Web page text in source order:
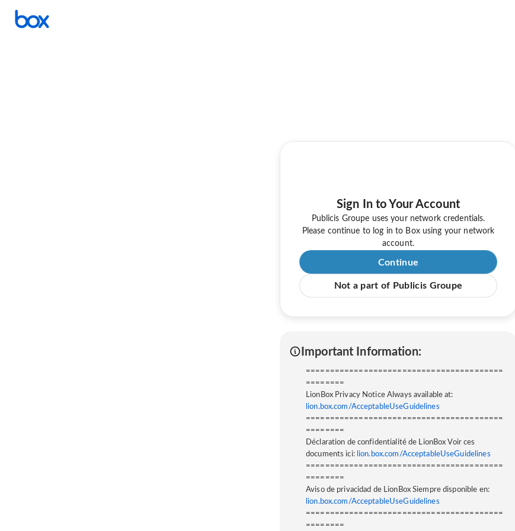
Sign In to Your Account
Publicis Groupe uses your network credentials.
Please continue to log in to Box using your network
account.
Continue
Not a part of Publicis Groupe
Important Information:
=========================================
========
LionBox Privacy Notice Always available at:
lion.box.com/AcceptableUseGuidelines
=========================================
========
Déclaration de confidentialité de LionBox Voir ces
documents ici: lion.box.com/AcceptableUseGuidelines
=========================================
========
Aviso de privacidad de LionBox Siempre disponible en:
lion.box.com/AcceptableUseGuidelines
=========================================
========